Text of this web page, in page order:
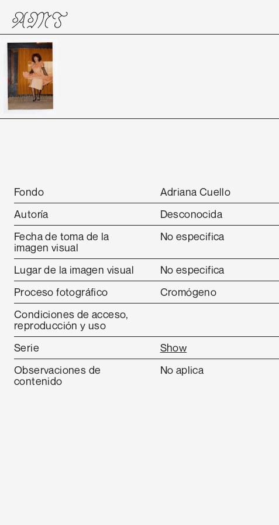
Fondo
Adriana Cuello
Autoría
Desconocida
Fecha de toma de la
imagen visual
No especifica
Lugar de la imagen visual
No especifica
Proceso fotográfico
Cromógeno
Condiciones de acceso,
reproducción y uso
Serie
Show
Observaciones de
contenido
No aplica